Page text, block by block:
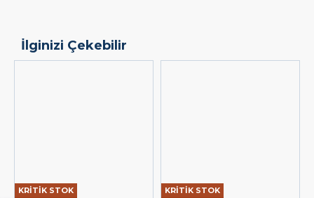
İlginizi Çekebilir
KRİTİK STOK KRİTİK STOK